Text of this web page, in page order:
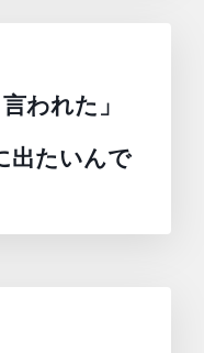
われた」
出たいんで